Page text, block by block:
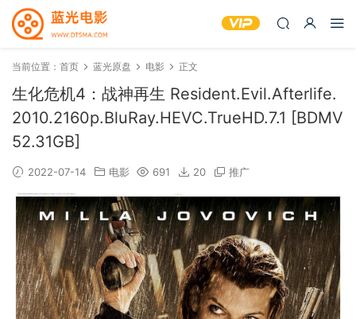
当前位置： 首页 蓝光原盘 电影 正文
生化危机4：战神再生 Resident.Evil.Afterlife.
2010.2160p.BluRay.HEVC.TrueHD.7.1 [BDMV
52.31GB]
2022-07-14 电影 691 20 推广